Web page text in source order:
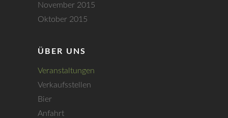
November 2015
Oktober 2015
ÜBER UNS
Veranstaltungen
Verkaufsstellen
Bier
Anfahrt